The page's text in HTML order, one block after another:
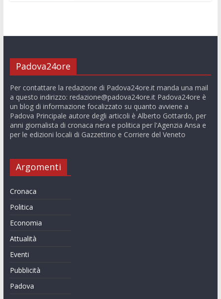
Padova24ore
Per contattare la redazione di Padova24ore.it manda una mail
a questo indirizzo: redazione@padova24ore.itPadova24ore è
un blog di informazione focalizzato su quanto avviene a
Padova Principale autore degli articoli è Alberto Gottardo, per
anni giornalista di cronaca nera e politica per l'Agenzia Ansa e
per le edizioni locali di Gazzettino e Corriere del Veneto
Argomenti
Cronaca
Politica
Economia
Attualità
Eventi
Pubblicità
Padova